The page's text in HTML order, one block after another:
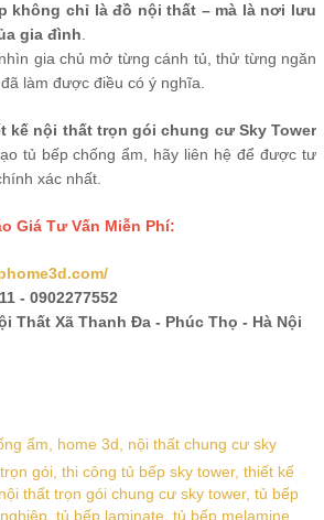
không chỉ là đồ nội thất – mà là nơi lưu
gia đình
gia chủ mở từng cánh tủ, thử từng ngăn
làm được điều có ý nghĩa.
kế nội thất trọn gói chung cư Sky Tower
tủ bếp chống ẩm, hãy liên hệ để được tư
xác nhất.
Giá Tư Vấn Miễn Phí:
- 0902277552
Thất Xã Thanh Đa - Phúc Thọ - Hà Nội
ẩm, home 3d, nội thất chung cư sky
gói, thi công tủ bếp sky tower, thiết kế
thất trọn gói chung cư sky tower, tủ bếp
tủ bếp laminate, tủ bếp melamine